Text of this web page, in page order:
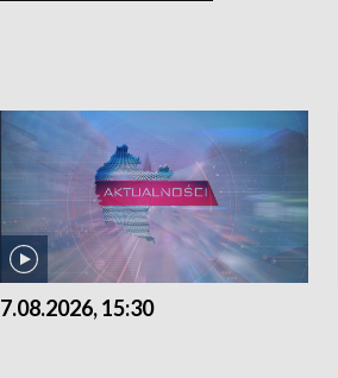
7.08.2026, 15:30